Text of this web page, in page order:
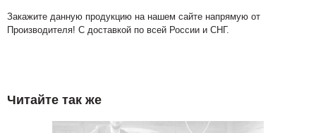
Закажите данную продукцию на нашем сайте напрямую от
Производителя! С доставкой по всей России и СНГ.
Читайте так же